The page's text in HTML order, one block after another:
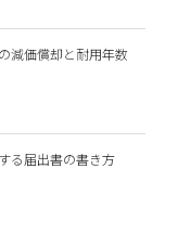
減価償却と耐用年数
る届出書の書き方